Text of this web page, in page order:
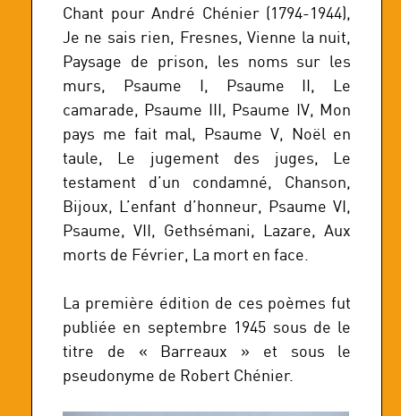
Chant pour André Chénier (1794-1944),
Je ne sais rien, Fresnes, Vienne la nuit,
Paysage de prison, les noms sur les
murs, Psaume I, Psaume II, Le
camarade, Psaume III, Psaume IV, Mon
pays me fait mal, Psaume V, Noël en
taule, Le jugement des juges, Le
testament d’un condamné, Chanson,
Bijoux, L’enfant d’honneur, Psaume VI,
Psaume, VII, Gethsémani, Lazare, Aux
morts de Février, La mort en face.
La première édition de ces poèmes fut
publiée en septembre 1945 sous de le
titre de « Barreaux » et sous le
pseudonyme de Robert Chénier.